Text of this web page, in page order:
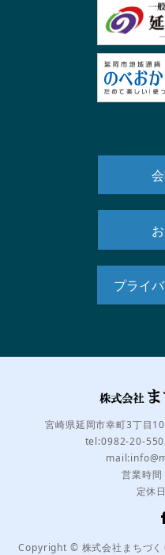
プライ
宮崎県延岡市幸町3丁目
tel:0982-20-
営業時
定休
Copyright © 株式会社まちづく